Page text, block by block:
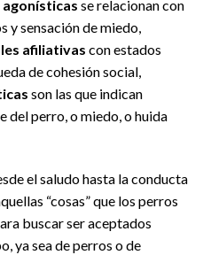
agonísticas se relacionan con
y sensación de miedo,
afiliativas con estados
de cohesión social,
son las que indican
del perro, o miedo, o huida
el saludo hasta la conducta
“cosas” que los perros
buscar ser aceptados
ya sea de perros o de